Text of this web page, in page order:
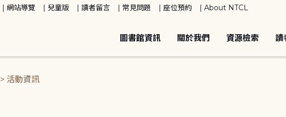
網站導覽 兒童版 讀者留言 常見問題 座位預約 About NTCL
圖書館資訊 關於我們 資源檢索 讀
> 活動資訊